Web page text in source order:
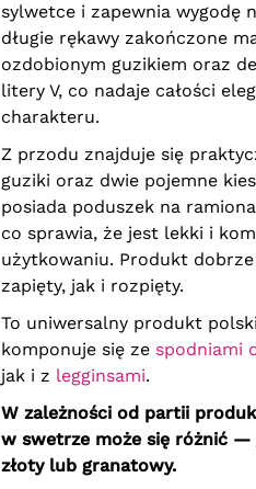
sylwetce i zapewnia wygodę
długie rękawy zakończone
ozdobionym guzikiem oraz
litery V, co nadaje całości
charakteru.
Z przodu znajduje się
guziki oraz dwie pojemne
posiada poduszek na
co sprawia, że jest lekki i
użytkowaniu. Produkt
zapięty, jak i rozpięty.
To uniwersalny produkt
komponuje się ze spodniami
jak i z legginsami.
W zależności od partii
w swetrze może się różnić —
złoty lub granatowy.